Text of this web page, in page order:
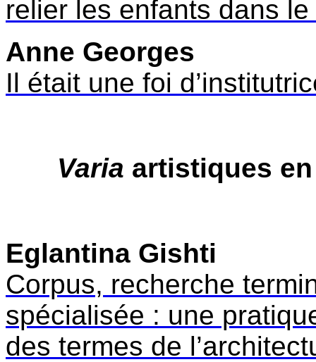
relier les enfants dans
Anne Georges
Il était une foi
Varia artistiques
Eglantina Gishti
Corpus, recherche
spécialisée : une
des termes de